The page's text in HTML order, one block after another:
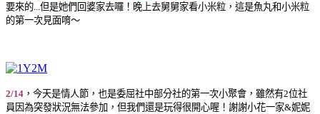
要來的...但是她們回婆家去囉！晚上去舅舅家看小米粒，這是魚丸和小米粒
的第一次見面唷～
2/14 ，今天是情人節，也是委屈社中部分社的第一次小聚會，雖然有2位社
員因為突發狀況無法參加，但我們還是玩得很開心喔！謝謝小花一家&妮妮